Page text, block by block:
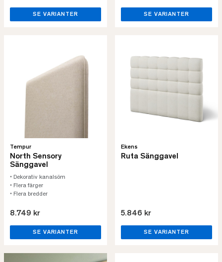
SE VARIANTER SE VARIANTER
Tempur
North Sensory
Sänggavel
• Dekorativ kanalsöm
• Flera färger
• Flera bredder
8.749 kr
SE VARIANTER
Ekens
Ruta Sänggavel
5.846 kr
SE VARIANTER